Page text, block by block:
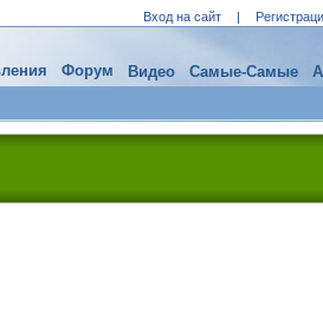
Вход на сайт |
Форум Видео Самые-Самые